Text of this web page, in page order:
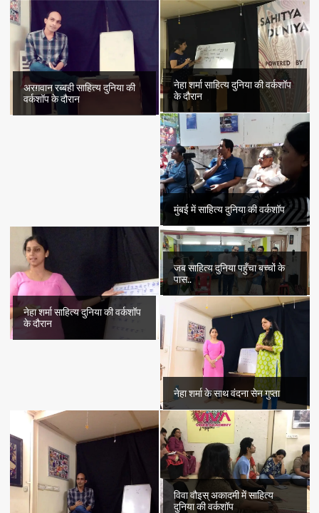
अरग़वान रब्बही साहित्य दुनिया की
वर्कशॉप के दौरान
नेहा शर्मा साहित्य दुनिया की वर्कशॉप
के दौरान
मुंबई में साहित्य दुनिया की वर्कशॉप
नेहा शर्मा साहित्य दुनिया की वर्कशॉप
के दौरान
जब साहित्य दुनिया पहुँचा बच्चों के
पास..
नेहा शर्मा के साथ वंदना सेन गुप्ता
विवा वौइस् अकादमी में साहित्य
दुनिया की वर्कशॉप